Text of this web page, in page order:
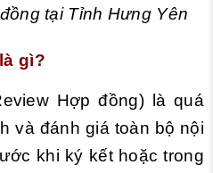
tại Tỉnh Hưng Yên
gì?
Hợp đồng) là quá
và đánh giá toàn bộ nội
khi ký kết hoặc trong